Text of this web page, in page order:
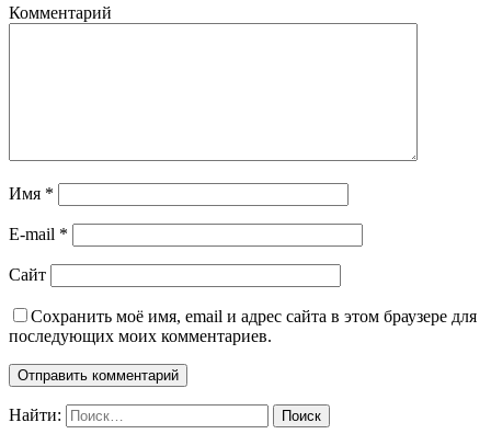
Комментарий
Имя *
E-mail *
Сайт
Сохранить моё имя, email и адрес сайта в этом браузере для
последующих моих комментариев.
Найти: